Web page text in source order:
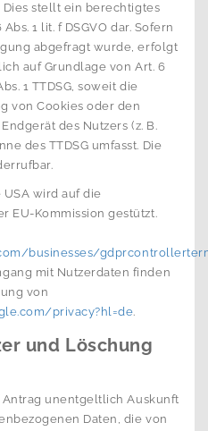
stellt ein berechtigtes
1 lit. f DSGVO dar. Sofern
abgefragt wurde, erfolgt
auf Grundlage von Art. 6
1 TTDSG, soweit die
von Cookies oder den
des Nutzers (z. B.
des TTDSG umfasst. Die
wird auf die
EU-Kommission gestützt.
businesses/
mit Nutzerdaten finden
von
privacy?hl=de.
und Löschung
Antrag unentgeltlich Auskunft
Daten, die von